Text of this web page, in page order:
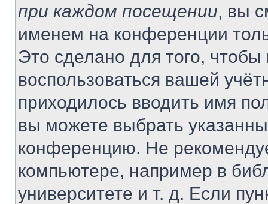
при каждом посещении, вы
именем на конференции
Это сделано для того, чтобы
воспользоваться вашей
приходилось вводить имя
вы можете выбрать
конференцию. Не
компьютере, например в
университете и т. д. Если